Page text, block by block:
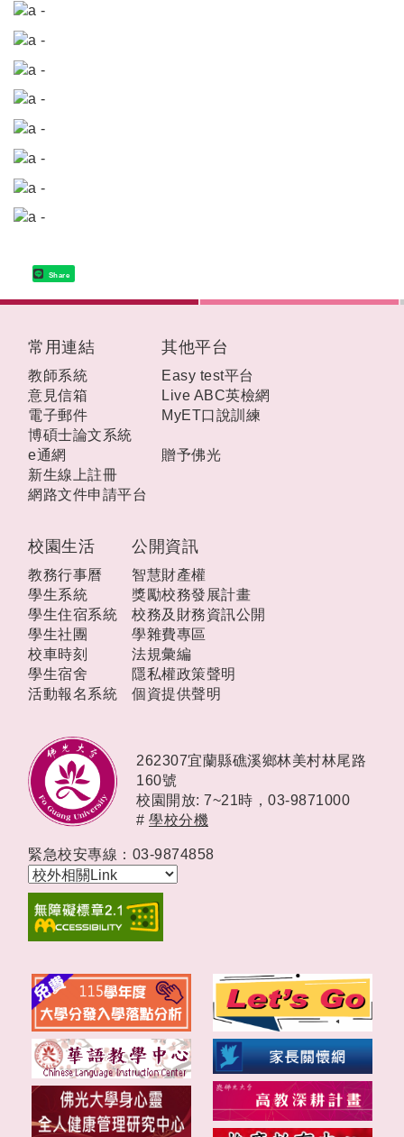
Share
校園生活
教務行事曆
學生系統
學生住宿系統
學生社團
校車時刻
學生宿舍
活動報名系統
公開資訊
智慧財產權
獎勵校務發展計畫
校務及財務資訊公開
學雜費專區
法規彙編
隱私權政策聲明
個資提供聲明
常用連結
教師系統
意見信箱
電子郵件
博碩士論文系統
e通網
新生線上註冊
網路文件申請平台
其他平台
Easy test平台
Live ABC英檢網
MyET口說訓練
贈予佛光
262307宜蘭縣礁溪鄉林美村林尾路
160號
校園開放: 7~21時， 03-9871000
# 學校分機
緊急校安專線：03-9874858